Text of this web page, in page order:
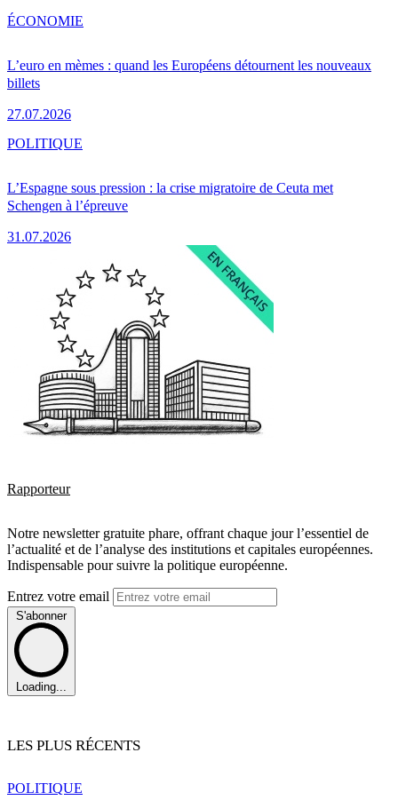
L’euro en mèmes : quand les Européens détournent les nouveaux
billets
27.07.2026
ÉCONOMIE
L’Espagne sous pression : la crise migratoire de Ceuta met
Schengen à l’épreuve
31.07.2026
POLITIQUE
Rapporteur
Notre newsletter gratuite phare, offrant chaque jour l’essentiel de
l’actualité et de l’analyse des institutions et capitales européennes.
Indispensable pour suivre la politique européenne.
Entrez votre email
S'abonner
Loading...
LES PLUS RÉCENTS
POLITIQUE